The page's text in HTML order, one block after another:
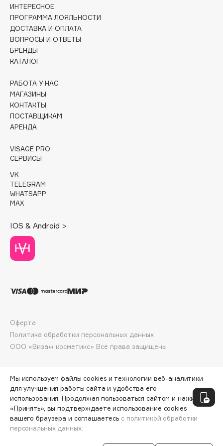
Collagenina
Consly
Corimo
CosRX
Cottolina
Cunzite
Curaprox
d'Alba
DABO
DARLING*
Darphin
Deonica
Dessange
Dior
DP Daily Perfection
Dr. Vranjes Firenze
Dr.Jart+
DSD de Luxe
Dyson
СООБЩИТЬ О ПОСТУПЛЕНИИ
ИНТЕРЕСНОЕ
ПРОГРАММА ЛОЯЛЬНОСТИ
ДОСТАВКА И ОПЛАТА
ВОПРОСЫ И ОТВЕТЫ
БРЕНДЫ
КАТАЛОГ
РАБОТА У НАС
МАГАЗИНЫ
КОНТАКТЫ
ПОСТАВЩИКАМ
АРЕНДА
VISAGE PRO
СЕРВИСЫ
VK
TELEGRAM
WHATSAPP
MAX
IOS & Android >
ООО «Визаж косметикс» Все права защищены
Оферта
Политика обработки персональных данных
Мы используем файлы cookies и технологии веб-аналитики
для улучшения работы сайта и удобства его
использования. Продолжая пользоваться сайтом и нажимая
«Принять», вы подтверждаете использование cookies
вашего браузера и соглашаетесь с политикой обработки
персональных данных.